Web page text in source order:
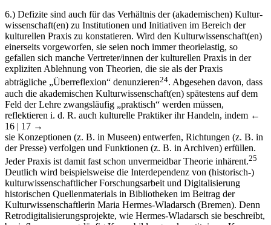
6.) Defizite sind auch für das Verhältnis der (akademischen) Kultur­
wissenschaft(en) zu Institutionen und Initiativen im Bereich der
kulturellen Praxis zu konstatieren. Wird den Kulturwissenschaft(en)
einerseits vorgeworfen, sie seien noch immer theorielastig, so
gefallen sich manche Vertreter/innen der kulturellen Praxis in der
expliziten Ablehnung von Theorien, die sie als der Praxis
abträgliche „Überreflexion“ denunzieren24. Abgesehen davon, dass
auch die akademischen Kulturwissenschaft(en) spätestens auf dem
Feld der Lehre zwangsläufig „praktisch“ werden müssen,
reflektieren i. d. R. auch kulturelle Praktiker ihr Handeln, indem ←
16 | 17 →
sie Konzeptionen (z. B. in Museen) entwerfen, Richtungen (z. B. in
der Presse) verfolgen und Funktionen (z. B. in Archiven) erfüllen.
Jeder Praxis ist damit fast schon unvermeidbar Theorie inhärent.25
Deutlich wird beispielsweise die Interdependenz von (historisch-)
kulturwissenschaftlicher Forschungsarbeit und Digitalisierung
historischen Quellenmaterials in Bibliotheken im Beitrag der
Kulturwissenschaftlerin Maria Hermes-Wladarsch (Bremen). Denn
Retrodigitalisierungsprojekte, wie Hermes-Wladarsch sie beschreibt,